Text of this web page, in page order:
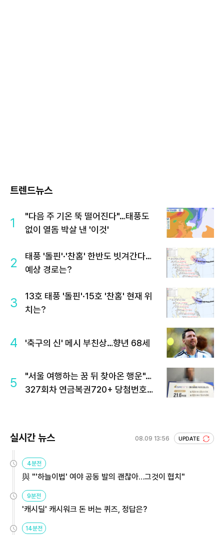
트렌드뉴스
1
"다음 주 기온 뚝 떨어진다"…태풍도
없이 열돔 박살 낸 '이것'
2
태풍 '돌핀'·'찬홈' 한반도 빗겨간다…
예상 경로는?
3
13호 태풍 '돌핀'·15호 '찬홈' 현재 위
치는?
4 '축구의 신' 메시 부친상…향년 68세
5
"서울 여행하는 꿈 뒤 찾아온 행운"…
327회차 연금복권720+ 당첨번호조
실시간 뉴스 08.09 13:56 UPDATE
4분전
與 "'하늘이법' 여야 공동 발의 괜찮아…그것이 협치"
9분전
'캐시딜' 캐시워크 돈 버는 퀴즈, 정답은?
14분전